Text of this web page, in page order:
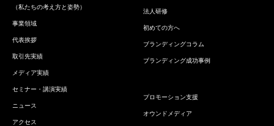
（私たちの考え方と姿勢）
事業領域
代表挨拶
取引先実績
メディア実績
セミナー・講演実績
ニュース
アクセス
法人研修
初めての方へ
ブランディングコラム
ブランディング成功事例
プロモーション支援
オウンドメディア